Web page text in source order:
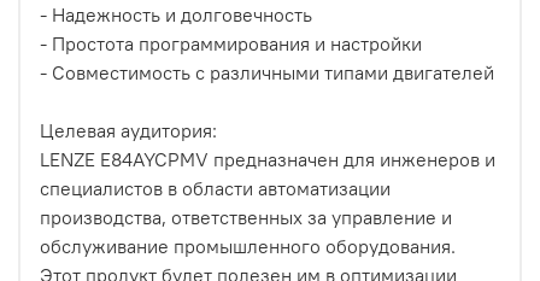
- Надежность и долговечность
- Простота программирования и настройки
- Совместимость с различными типами двигателей
Целевая аудитория:
LENZE E84AYCPMV предназначен для инженеров и
специалистов в области автоматизации
производства, ответственных за управление и
обслуживание промышленного оборудования.
Этот продукт будет полезен им в оптимизации